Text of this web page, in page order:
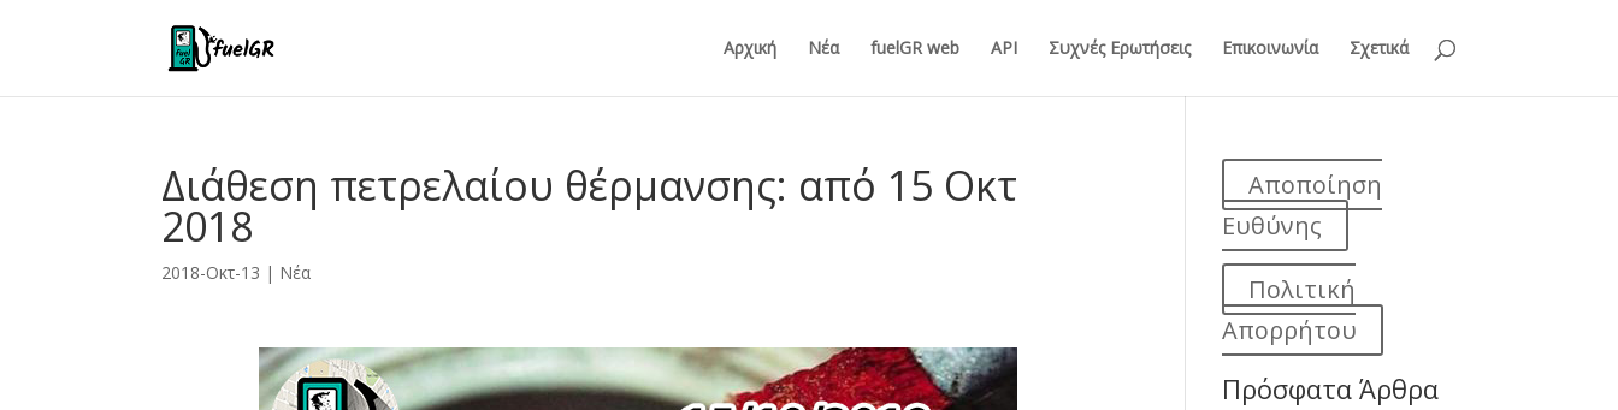
Αρχική Νέα fuelGR web API Συχνές Ερωτήσεις Επικοινωνία Σχετικά
Διάθεση πετρελαίου θέρμανσης: από 15 Οκτ
2018
2018-Οκτ-13 | Νέα
Αποποίηση
Ευθύνης
Πολιτική
Απορρήτου
Πρόσφατα Άρθρα